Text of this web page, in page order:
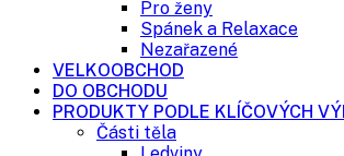
Pro ženy
Spánek a Relaxace
Nezařazené
VELKOOBCHOD
DO OBCHODU
PRODUKTY PODLE KLÍČOVÝCH
Části těla